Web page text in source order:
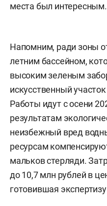
места был интересным.
Напомним, ради зоны
летним бассейном,
высоким зеленым
искусственный
Работы идут с осени
результатам
неизбежный вред
ресурсам
мальков стерляди.
до 10,7 млн рублей в
готовившая